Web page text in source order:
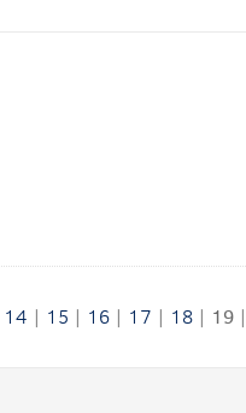
14 | 15 | 16 | 17 | 18 | 19 |